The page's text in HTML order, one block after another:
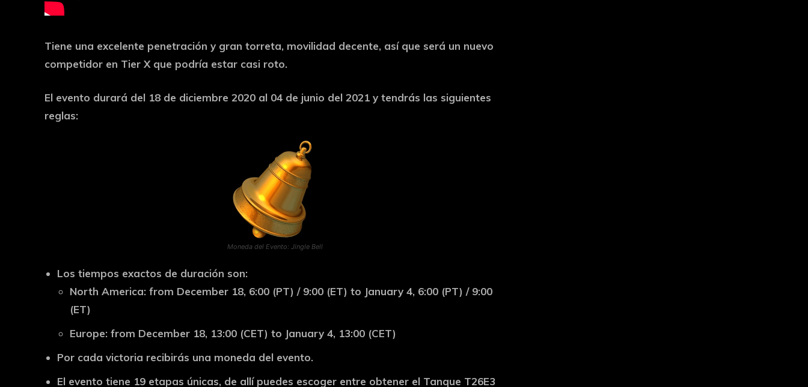
Tiene una excelente penetración y gran torreta, movilidad decente, así que será un nuevo
competidor en Tier X que podría estar casi roto.
El evento durará del 18 de diciembre 2020 al 04 de junio del 2021 y tendrás las siguientes
reglas:
Moneda del Evento: Jingle Bell
Los tiempos exactos de duración son:
North America: from December 18, 6:00 (PT) / 9:00 (ET) to January 4, 6:00 (PT) / 9:00
(ET)
Europe: from December 18, 13:00 (CET) to January 4, 13:00 (CET)
Por cada victoria recibirás una moneda del evento.
El evento tiene 19 etapas únicas, de allí puedes escoger entre obtener el Tanque T26E3